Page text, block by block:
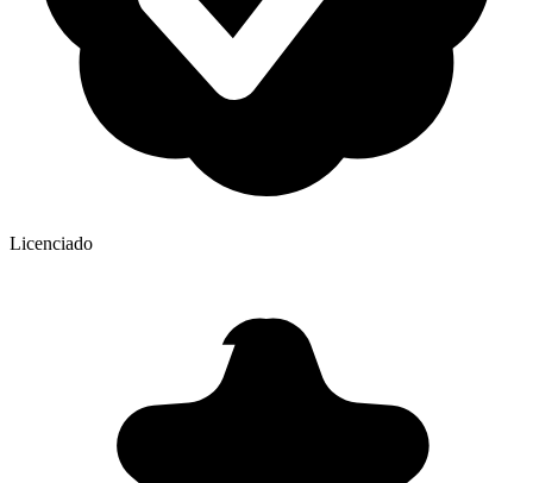
Licenciado